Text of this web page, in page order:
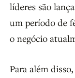
líderes são
um período de
o negócio
Para além